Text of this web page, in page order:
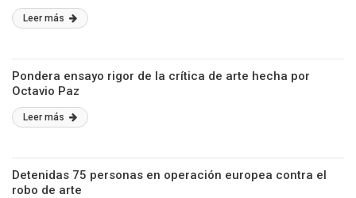
Leer más
Pondera ensayo rigor de la crítica de arte hecha por
Octavio Paz
Leer más
Detenidas 75 personas en operación europea contra el
robo de arte